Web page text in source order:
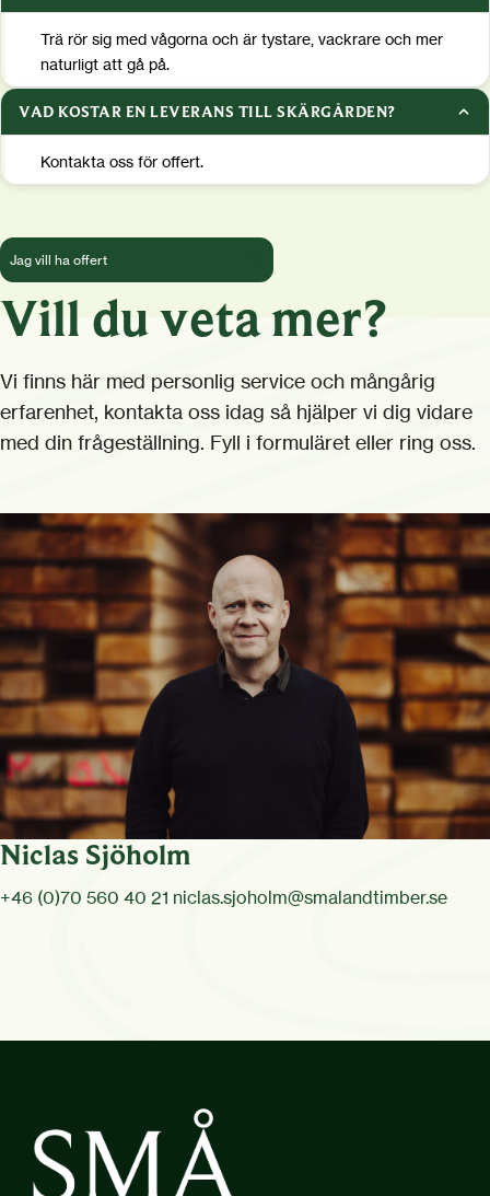
Trä rör sig med vågorna och är tystare, vackrare och mer
naturligt att gå på.
VAD KOSTAR EN LEVERANS TILL SKÄRGÅRDEN?
Kontakta oss för offert.
Jag vill ha offert
Vill du veta mer?
Vi finns här med personlig service och mångårig
erfarenhet, kontakta oss idag så hjälper vi dig vidare
med din frågeställning. Fyll i formuläret eller ring oss.
Niclas Sjöholm
+46 (0)70 560 40 21 niclas.sjoholm@smalandtimber.se